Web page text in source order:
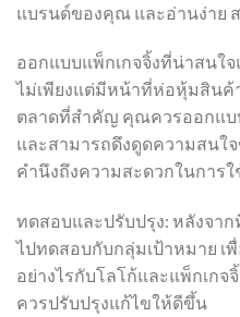
แบรนด์ของคุณ และอ่านง่าย
ออกแบบแพ็กเกจจิ้งที่น่าสนใจ
ไม่เพียงแต่มีหน้าที่ห่อหุ้มสินค้
ตลาดที่สำคัญ คุณควรออกแบ
และสามารถดึงดูดความสนใ
คำนึงถึงความสะดวกในการใ
ทดสอบและปรับปรุง: หลังจา
ไปทดสอบกับกลุ่มเป้าหมาย เ
อย่างไรกับโลโก้และแพ็กเก
ควรปรับปรุงแก้ไขให้ดีขึ้น